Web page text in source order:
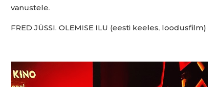
vanustele.
FRED JÜSSI. OLEMISE ILU (eesti keeles, loodusfilm)